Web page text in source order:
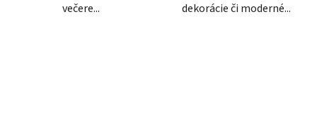
večere...
dekorácie či moderné...